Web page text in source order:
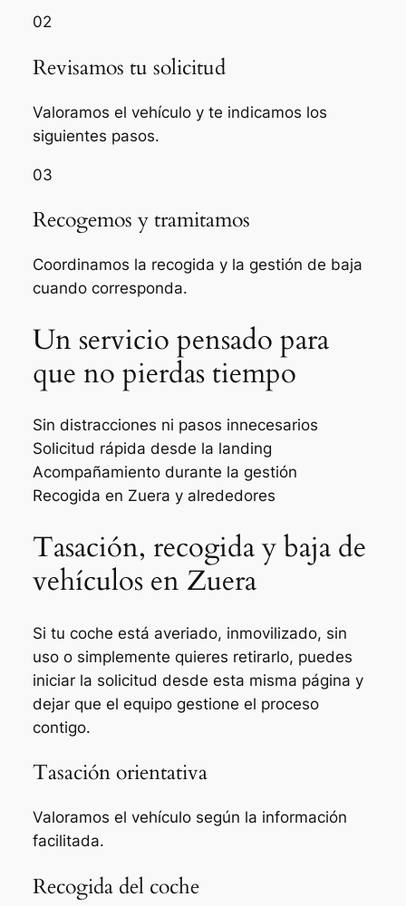
02
Revisamos tu solicitud
Valoramos el vehículo y te indicamos los
siguientes pasos.
03
Recogemos y tramitamos
Coordinamos la recogida y la gestión de baja
cuando corresponda.
Un servicio pensado para
que no pierdas tiempo
Sin distracciones ni pasos innecesarios
Solicitud rápida desde la landing
Acompañamiento durante la gestión
Recogida en Zuera y alrededores
Tasación, recogida y baja de
vehículos en Zuera
Si tu coche está averiado, inmovilizado, sin
uso o simplemente quieres retirarlo, puedes
iniciar la solicitud desde esta misma página y
dejar que el equipo gestione el proceso
contigo.
Tasación orientativa
Valoramos el vehículo según la información
facilitada.
Recogida del coche